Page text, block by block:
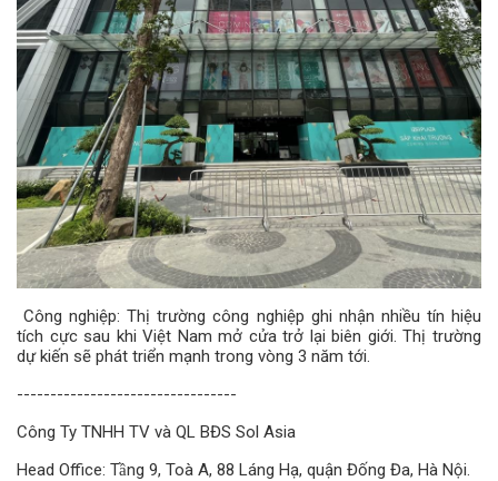
Công nghiệp: Thị trường công nghiệp ghi nhận nhiều tín hiệu
tích cực sau khi Việt Nam mở cửa trở lại biên giới. Thị trường
dự kiến ​​sẽ phát triển mạnh trong vòng 3 năm tới.
---------------------------------
Công Ty TNHH TV và QL BĐS Sol Asia
Head Office: Tầng 9, Toà A, 88 Láng Hạ, quận Đống Đa, Hà Nội.